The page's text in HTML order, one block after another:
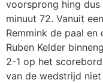
voorsprong hing
minuut 72. Vanuit
Remmink de paal
Ruben Kelder
2-1 op het
van de wedstrijd